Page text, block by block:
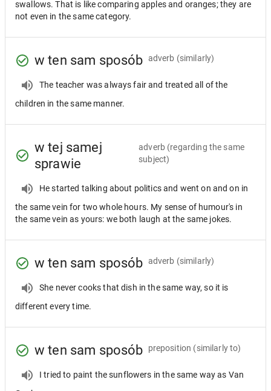
swallows. That is like comparing apples and oranges; they are
not even in the same category.
w ten sam sposób adverb (similarly)
The teacher was always fair and treated all of the
children in the same manner.
w tej samej
sprawie
adverb (regarding the same
subject)
He started talking about politics and went on and on in
the same vein for two whole hours. My sense of humour's in
the same vein as yours: we both laugh at the same jokes.
w ten sam sposób adverb (similarly)
She never cooks that dish in the same way, so it is
different every time.
w ten sam sposób preposition (similarly to)
I tried to paint the sunflowers in the same way as Van